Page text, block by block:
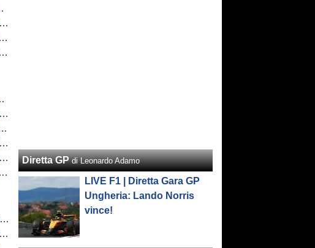
Diretta GP di Leonardo Adamo
LIVE F1 | Diretta Gara GP
Ungheria: Lando Norris
vince!